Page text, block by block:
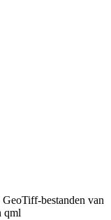
bestanden van
qml